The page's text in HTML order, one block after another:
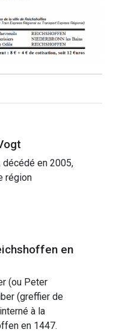
décédé en 2005,
région
en
(ou Peter
(greffier de
à la
en 1447.